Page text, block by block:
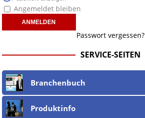
Angemeldet bleiben
Passwort vergessen?
SERVICE-SEITEN
Branchenbuch
Produktinfo